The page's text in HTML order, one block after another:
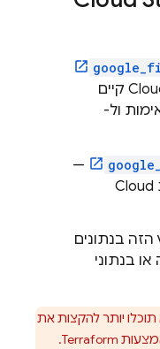
קיים
—
Cloud
בנתונים
בנתוני
תוכלו יותר להקצות את
באמצעות Terraform.